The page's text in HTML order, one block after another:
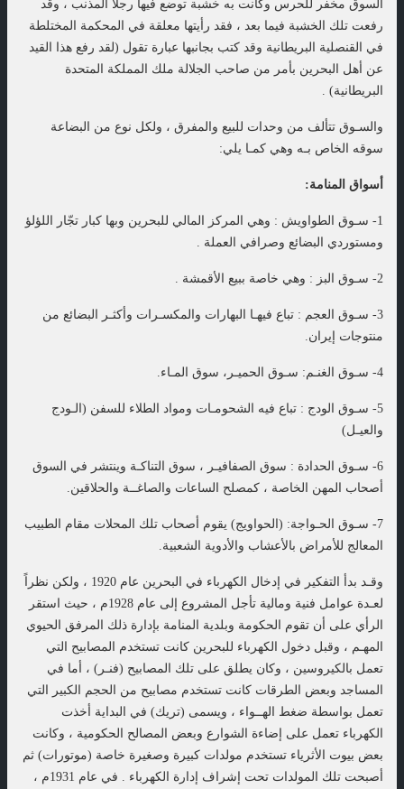
السوق مخفر للحرس وكانت به خشبة توضع فيها رجلا المذنب ، وقد
رفعت تلك الخشبة فيما بعد ، فقد رأيتها معلقة في المحكمة المختلطة
في القنصلية البريطانية وقد كتب بجانبها عبارة تقول (لقد رفع هذا القيد
عن أهل البحرين بأمر من صاحب الجلالة ملك المملكة المتحدة
البريطانية) .
والسـوق تتألف من وحدات للبيع والمفرق ، ولكل نوع من البضاعة
سوقه الخاص بـه وهي كمـا يلي:
أسواق المنامة:
1- سـوق الطواويش : وهي المركز المالي للبحرين وبها كبار تجّار اللؤلؤ
ومستوردي البضائع وصرافي العملة .
2- سـوق البز : وهي خاصة ببيع الأقمشة .
3- سـوق العجم : تباع فيهـا البهارات والمكسـرات وأكثـر البضائع من
منتوجات إيران.
4- سـوق الغنـم: سـوق الحميـر، سوق المـاء.
5- سـوق الودج : تباع فيه الشحومـات ومواد الطلاء للسفن (الـودج
والعيـل)
6- سـوق الحدادة : سوق الصفافيـر ، سوق التناكـة وينتشر في السوق
أصحاب المهن الخاصة ، كمصلح الساعات والصاغــة والحلاقين.
7- سـوق الحـواجة: (الحواويج) يقوم أصحاب تلك المحلات مقام الطبيب
المعالج للأمراض بالأعشاب والأدوية الشعبية.
وقـد بدأ التفكير في إدخال الكهرباء في البحرين عام 1920 ، ولكن نظراً
لعـدة عوامل فنية ومالية تأجل المشروع إلى عام 1928م ، حيث استقر
الرأي على أن تقوم الحكومة وبلدية المنامة بإدارة ذلك المرفق الحيوي
المهـم ، وقبل دخول الكهرباء للبحرين كانت تستخدم المصابيح التي
تعمل بالكيروسين ، وكان يطلق على تلك المصابيح (فنـر) ، أما في
المساجد وبعض الطرقات كانت تستخدم مصابيح من الحجم الكبير التي
تعمل بواسطة ضغط الهــواء ، ويسمى (تريك) في البداية أخذت
الكهرباء تعمل على إضاءة الشوارع وبعض المصالح الحكومية ، وكانت
بعض بيوت الأثرياء تستخدم مولدات كبيرة وصغيرة خاصة (موتورات) ثم
أصبحت تلك المولدات تحت إشراف إدارة الكهرباء . في عام 1931م ،